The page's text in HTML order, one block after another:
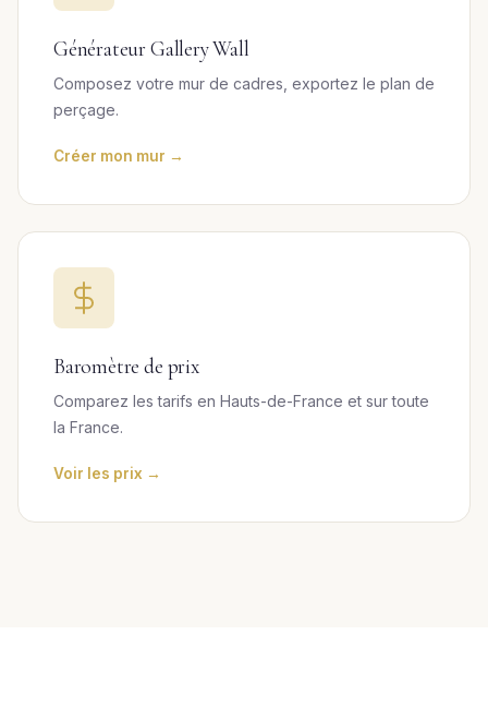
Générateur Gallery Wall
Composez votre mur de cadres, exportez le plan de
perçage.
Créer mon mur →
Baromètre de prix
Comparez les tarifs en Hauts-de-France et sur toute
la France.
Voir les prix →